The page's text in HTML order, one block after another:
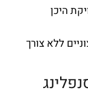
היכן
ללא צורך